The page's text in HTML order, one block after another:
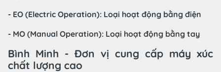
- EO (Electric Operation): Loại hoạt động bằng điện
- MO (Manual Operation): Loại hoạt động bằng tay
Bình Minh - Đơn vị cung cấp máy xúc
chất lượng cao